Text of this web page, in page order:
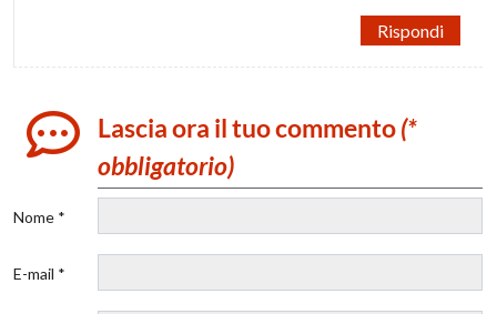
Rispondi
Lascia ora il tuo commento(*
obbligatorio)
Nome *
E-mail *